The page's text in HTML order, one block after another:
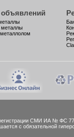
объявлений
металлы
СМИ ИА № ФС
с обязательной